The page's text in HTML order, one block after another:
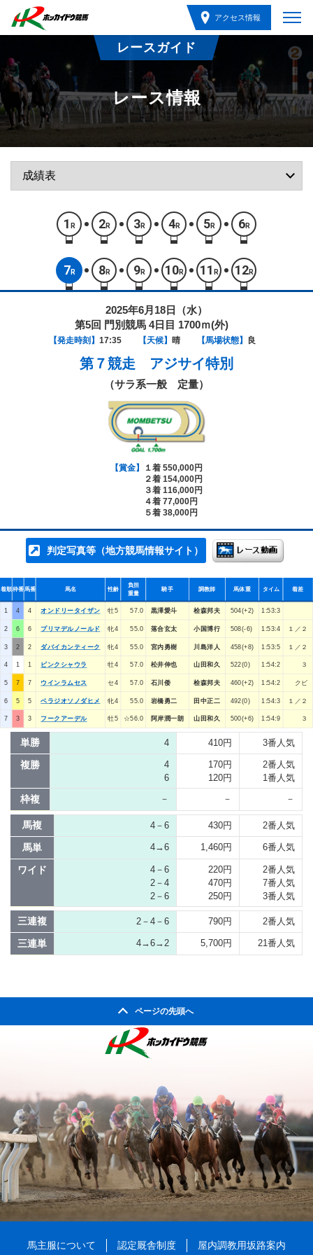
アクセス情報
レースガイド
レース情報
1 R 2R 3R 4R 5R 6R
7 R 8R 9R 10R 11 R 12R
2025年6月18日（水）
第5回 門別競馬 4日目 1700ｍ(外)
【発走時刻】 17:35 【天候】 晴 【馬場状態】 良
第７競走 アジサイ特別
（サラ系一般 定量）
【賞金】
１着 550,000円
２着 154,000円
３着 116,000円
４着 77,000円
５着 38,000円
判定写真等（地方競馬情報サイト）
着順 枠番馬番 馬名 性齢
負担
重量
騎手 調教師 馬体重 タイム 着差
1 4 4 オンドリータイザン 牡5 57.0 黒澤愛斗 桧森邦夫 504(+2) 1:53:3
2 6 6 プリマデルノールド 牝4 55.0 落合玄太 小国博行 508(-6) 1:53:4 １／２
3 2 2 ダバイカンティーク 牝4 55.0 宮内勇樹 川島洋人 458(+8) 1:53:5 １／２
4 1 1 ピンクシャウラ 牡4 57.0 松井伸也 山田和久 522(0) 1:54:2 ３
5 7 7 ウインラムセス セ4 57.0 石川倭 桧森邦夫 460(+2) 1:54:2 クビ
6 5 5 ベラジオソノダヒメ 牝4 55.0 岩橋勇二 田中正二 492(0) 1:54:3 １／２
7 3 3 フークアーデル 牡5 ☆56.0 阿岸潤一朗 山田和久 500(+6) 1:54:9 ３
単勝 4 410円 3番人気
複勝
4
6
170円
120円
2番人気
1番人気
枠複 － － －
馬複 4－6 430円 2番人気
馬単 4→6 1,460円 6番人気
ワイド
4－6
2－4
2－6
220円
470円
250円
2番人気
7番人気
3番人気
三連複 2－4－6 790円 2番人気
三連単 4→6→2 5,700円 21番人気
ページの先頭へ
馬主服について 認定厩舎制度 屋内調教用坂路案内